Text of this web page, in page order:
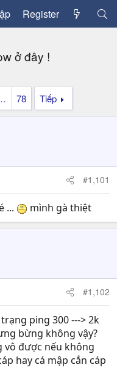
Register
ở đây !
78 Tiếp
#1,101
... mình gà thiệt
#1,102
ping 300 ---> 2k
bừng không vậy?
vô được nếu không
hay cá mập cắn cáp